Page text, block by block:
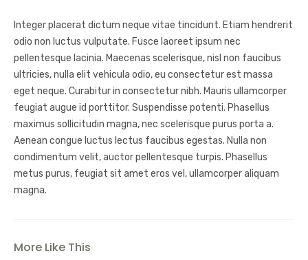
Integer placerat dictum neque vitae tincidunt. Etiam hendrerit
odio non luctus vulputate. Fusce laoreet ipsum nec
pellentesque lacinia. Maecenas scelerisque, nisl non faucibus
ultricies, nulla elit vehicula odio, eu consectetur est massa
eget neque. Curabitur in consectetur nibh. Mauris ullamcorper
feugiat augue id porttitor. Suspendisse potenti. Phasellus
maximus sollicitudin magna, nec scelerisque purus porta a.
Aenean congue luctus lectus faucibus egestas. Nulla non
condimentum velit, auctor pellentesque turpis. Phasellus
metus purus, feugiat sit amet eros vel, ullamcorper aliquam
magna.
More Like This